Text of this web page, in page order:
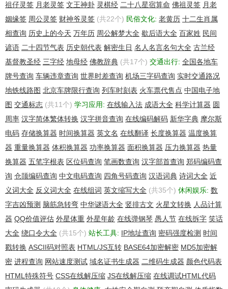
Administrative Contact:
george, lin qz-x@qq.com
NanshanShekou
Shenzhen, Nanshan 518000
China
+86.15972918989
Technical Contact:
george, lin qz-x@qq.com
NanshanShekou
Shenzhen, Nanshan 518000
China
+86.15972918989
Domain servers in listed order:
F1G1NS1.DNSPOD.NET
F1G1NS2.DNSPOD.NET
祖仔灵签 月老灵签 文王神卦 灵棋经 二十八星宿算命 佛祖灵签 月老
姻缘签 周公灵签 财神爷灵签 (共22个) 民俗文化: 老黄历 十二生肖属
相查询 历史上的今天 万年历 周公解梦大全 歇后语大全 百家姓 民间
谚语 二十四节气表 历史朝代表 解密生日 名人名言名句大全 古兰经
基督教圣经 三字经 地母经 佛教辞典 (共17个) 交通出行: 全国各地车
牌号查询 车辆违章查询 世界时差查询 机场三字码查询 实时交通路况
地铁线路图 北京车牌限行查询 列车时刻表 火车票代售点 中国电子地
图 交通标志 (共11个) 学习应用: 在线输入法 成语大全 科学计算器 圆
周率 汉字简体繁体转换 汉字拼音查询 在线编码解码 新华字典 摩尔斯
电码 存储换算器 时间换算器 英文名 在线翻译 长度换算器 温度换算
器 重量换算器 体积换算器 功率换算器 面积换算器 压力换算器 热量
换算器 五笔字根表 区位码查询 笔画数查询 汉字部首查询 郑码编码查
询 仓颉编码查询 中文电码查询 四角号码查询 汉语词典 诗词大全 近
义词大全 反义词大全 在线组词 英文缩写大全 (共35个) 休闲娱乐: 数
字吉凶预测 脑筋急转弯 中华谜语大全 竖排古文 火星文转换 人品计算
器 QQ价值评估 外星体重 外星年龄 在线弹钢琴 愚人节 在线拆字 笑话
大全 绕口令大全 (共15个) 站长工具: IP地址查询 密码强度检测 时间
戳转换 ASCII码对照表 HTML/JS互转 BASE64加密解密 MD5加密解
密 进程查询 网站速度测试 域名证书生成器 二维码生成器 颜色代码表
HTML特殊符号 CSS在线解压缩 JS在线解压缩 在线调试HTML代码